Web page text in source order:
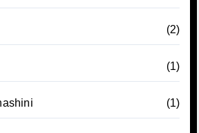
(2)
(1)
(1)